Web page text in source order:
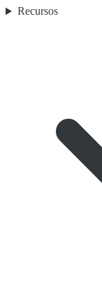
Recursos